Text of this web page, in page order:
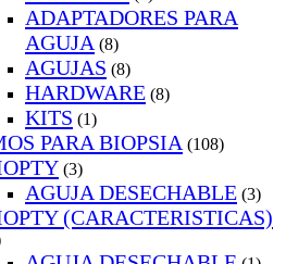
ADAPTADORES PARA
AGUJA (8)
AGUJAS (8)
HARDWARE (8)
KITS (1)
PARA BIOPSIA (108)
(3)
AGUJA DESECHABLE (3)
(CARACTERISTICAS)